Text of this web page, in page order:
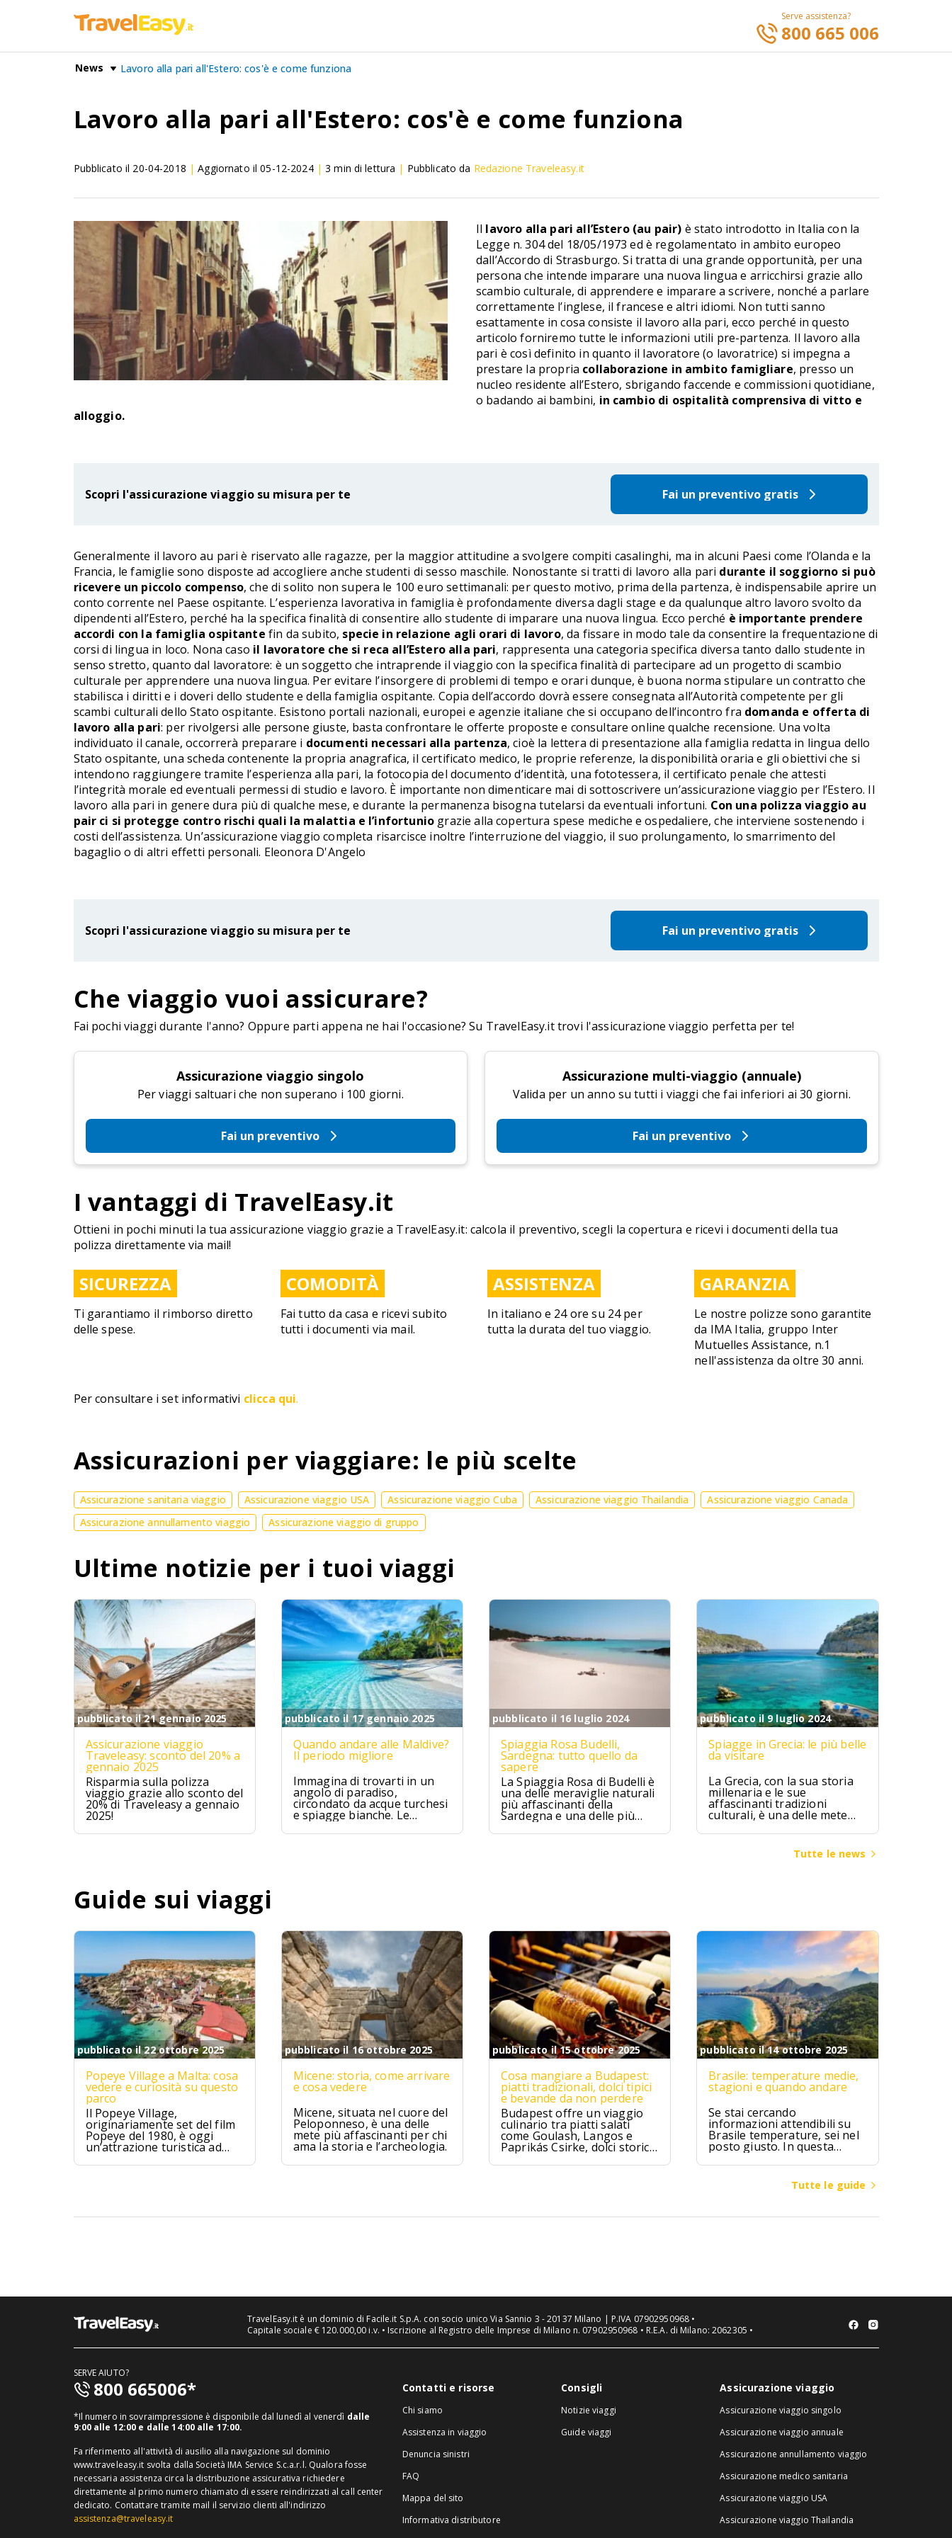
Serve assistenza?
800 665 006
News Lavoro alla pari all'Estero: cos'è e come funziona
Lavoro alla pari all'Estero: cos'è e come funziona
Pubblicato il 20-04-2018 |Aggiornato il05-12-2024|3 min di lettura | Pubblicato da Redazione Traveleasy.it
Il lavoro alla pari all’Estero (au pair) è stato introdotto in Italia con la
Legge n. 304 del 18/05/1973 ed è regolamentato in ambito europeo
dall’Accordo di Strasburgo. Si tratta di una grande opportunità, per una
persona che intende imparare una nuova lingua e arricchirsi grazie allo
scambio culturale, di apprendere e imparare a scrivere, nonché a parlare
correttamente l’inglese, il francese e altri idiomi. Non tutti sanno
esattamente in cosa consiste il lavoro alla pari, ecco perché in questo
articolo forniremo tutte le informazioni utili pre-partenza. Il lavoro alla
pari è così definito in quanto il lavoratore (o lavoratrice) si impegna a
prestare la propria collaborazione in ambito famigliare, presso un
nucleo residente all’Estero, sbrigando faccende e commissioni quotidiane,
o badando ai bambini, in cambio di ospitalità comprensiva di vitto e
alloggio.
Scopri l'assicurazione viaggio su misura per te Fai un preventivo gratis
Generalmente il lavoro au pari è riservato alle ragazze, per la maggior attitudine a svolgere compiti casalinghi, ma in alcuni Paesi come l’Olanda e la
Francia, le famiglie sono disposte ad accogliere anche studenti di sesso maschile. Nonostante si tratti di lavoro alla pari durante il soggiorno si può
ricevere un piccolo compenso, che di solito non supera le 100 euro settimanali: per questo motivo, prima della partenza, è indispensabile aprire un
conto corrente nel Paese ospitante. L’esperienza lavorativa in famiglia è profondamente diversa dagli stage e da qualunque altro lavoro svolto da
dipendenti all’Estero, perché ha la specifica finalità di consentire allo studente di imparare una nuova lingua. Ecco perché è importante prendere
accordi con la famiglia ospitante fin da subito, specie in relazione agli orari di lavoro, da fissare in modo tale da consentire la frequentazione di
corsi di lingua in loco. Nona caso il lavoratore che si reca all’Estero alla pari, rappresenta una categoria specifica diversa tanto dallo studente in
senso stretto, quanto dal lavoratore: è un soggetto che intraprende il viaggio con la specifica finalità di partecipare ad un progetto di scambio
culturale per apprendere una nuova lingua. Per evitare l’insorgere di problemi di tempo e orari dunque, è buona norma stipulare un contratto che
stabilisca i diritti e i doveri dello studente e della famiglia ospitante. Copia dell’accordo dovrà essere consegnata all’Autorità competente per gli
scambi culturali dello Stato ospitante. Esistono portali nazionali, europei e agenzie italiane che si occupano dell’incontro fra domanda e offerta di
lavoro alla pari: per rivolgersi alle persone giuste, basta confrontare le offerte proposte e consultare online qualche recensione. Una volta
individuato il canale, occorrerà preparare i documenti necessari alla partenza, cioè la lettera di presentazione alla famiglia redatta in lingua dello
Stato ospitante, una scheda contenente la propria anagrafica, il certificato medico, le proprie referenze, la disponibilità oraria e gli obiettivi che si
intendono raggiungere tramite l’esperienza alla pari, la fotocopia del documento d’identità, una fototessera, il certificato penale che attesti
l’integrità morale ed eventuali permessi di studio e lavoro. È importante non dimenticare mai di sottoscrivere un’assicurazione viaggio per l’Estero. Il
lavoro alla pari in genere dura più di qualche mese, e durante la permanenza bisogna tutelarsi da eventuali infortuni. Con una polizza viaggio au
pair ci si protegge contro rischi quali la malattia e l’infortunio grazie alla copertura spese mediche e ospedaliere, che interviene sostenendo i
costi dell’assistenza. Un’assicurazione viaggio completa risarcisce inoltre l’interruzione del viaggio, il suo prolungamento, lo smarrimento del
bagaglio o di altri effetti personali. Eleonora D'Angelo
Scopri l'assicurazione viaggio su misura per te Fai un preventivo gratis
Che viaggio vuoi assicurare?
Fai pochi viaggi durante l'anno? Oppure parti appena ne hai l'occasione? Su TravelEasy.it trovi l'assicurazione viaggio perfetta per te!
Assicurazione viaggio singolo
Per viaggi saltuari che non superano i 100 giorni.
Fai un preventivo
Assicurazione multi-viaggio (annuale)
Valida per un anno su tutti i viaggi che fai inferiori ai 30 giorni.
Fai un preventivo
I vantaggi di TravelEasy.it
Ottieni in pochi minuti la tua assicurazione viaggio grazie a TravelEasy.it: calcola il preventivo, scegli la copertura e ricevi i documenti della tua
polizza direttamente via mail!
SICUREZZA
Ti garantiamo il rimborso diretto
delle spese.
COMODITÀ
Fai tutto da casa e ricevi subito
tutti i documenti via mail.
ASSISTENZA
In italiano e 24 ore su 24 per
tutta la durata del tuo viaggio.
GARANZIA
Le nostre polizze sono garantite
da IMA Italia, gruppo Inter
Mutuelles Assistance, n.1
nell'assistenza da oltre 30 anni.
Per consultare i set informativi clicca qui.
Assicurazioni per viaggiare: le più scelte
Assicurazione sanitaria viaggio Assicurazione viaggio USA Assicurazione viaggio Cuba Assicurazione viaggio Thailandia
Assicurazione viaggio Canada
Assicurazione annullamento viaggio
Assicurazione viaggio di gruppo
Ultime notizie per i tuoi viaggi
pubblicato il 21 gennaio 2025
Assicurazione viaggio
Traveleasy: sconto del 20% a
gennaio 2025
Risparmia sulla polizza
viaggio grazie allo sconto del
20% di Traveleasy a gennaio
2025!
pubblicato il 17 gennaio 2025
Quando andare alle Maldive?
Il periodo migliore
Immagina di trovarti in un
angolo di paradiso,
circondato da acque turchesi
e spiagge bianche. Le
Maldive sono proprio
questo, un sogno che si
pubblicato il 16 luglio 2024
Spiaggia Rosa Budelli,
Sardegna: tutto quello da
sapere
La Spiaggia Rosa di Budelli è
una delle meraviglie naturali
più affascinanti della
Sardegna e una delle più
famose d'Italia. Situata
nell'Arcipelago della
pubblicato il 9 luglio 2024
Spiagge in Grecia: le più belle
da visitare
La Grecia, con la sua storia
millenaria e le sue
affascinanti tradizioni
culturali, è una delle mete
mondo. Terra di miti e
leggende, la Grecia ha visto
fiorire alcune delle più
architettura e filosofia.
Tutte le news
Guide sui viaggi
pubblicato il 22 ottobre 2025
Popeye Village a Malta: cosa
vedere e curiosità su questo
parco
Il Popeye Village,
originariamente set del film
Popeye del 1980, è oggi
un’attrazione turistica ad
pubblicato il 16 ottobre 2025
Micene: storia, come arrivare
e cosa vedere
Micene, situata nel cuore del
Peloponneso, è una delle
mete più affascinanti per chi
ama la storia e l’archeologia.
pubblicato il 15 ottobre 2025
Cosa mangiare a Budapest:
piatti tradizionali, dolci tipici
e bevande da non perdere
Budapest offre un viaggio
culinario tra piatti salati
come Goulash, Langos e
Paprikás Csirke, dolci storici
come Dobos Torte e
Kürtőskalács, e distillati tipici
pubblicato il 14 ottobre 2025
Brasile: temperature medie,
stagioni e quando andare
Se stai cercando
informazioni attendibili su
Brasile temperature, sei nel
posto giusto. In questa
guida troverai valori medi
mensili, differenze climatiche
tra regioni (Amazzonia,
Nord-Est, Sud-Est, Sud,
quando andare in Brasile per
Tutte le guide
TravelEasy.it è un dominio di Facile.it S.p.A. con socio unico Via Sannio 3 - 20137 Milano | P.IVA 07902950968 •
Capitale sociale € 120.000,00 i.v. • Iscrizione al Registro delle Imprese di Milano n. 07902950968 • R.E.A. di Milano: 2062305 •
SERVE AIUTO?
800 665006*
*Il numero in sovraimpressione è disponibile dal lunedì al venerdì dalle
9:00 alle 12:00 e dalle 14:00 alle 17:00.
Fa riferimento all'attività di ausilio alla navigazione sul dominio
www.traveleasy.it svolta dalla Società IMA Service S.c.a.r.l. Qualora fosse
necessaria assistenza circa la distribuzione assicurativa richiedere
direttamente al primo numero chiamato di essere reindirizzati al call center
dedicato. Contattare tramite mail il servizio clienti all'indirizzo
assistenza@traveleasy.it
Contatti e risorse
Chi siamo
Assistenza in viaggio
Denuncia sinistri
FAQ
Mappa del sito
Informativa distributore
Consigli
Notizie viaggi
Guide viaggi
Assicurazione viaggio
Assicurazione viaggio singolo
Assicurazione viaggio annuale
Assicurazione annullamento viaggio
Assicurazione medico sanitaria
Assicurazione viaggio USA
Assicurazione viaggio Thailandia